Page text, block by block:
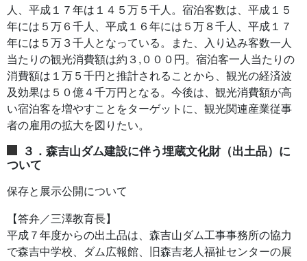
人、平成１７年は１４５万５千人。宿泊客数は、平成１５
年には５万６千人、平成１６年には５万８千人、平成１７
年には５万３千人となっている。また、入り込み客数一人
当たりの観光消費額は約３,０００円。宿泊客一人当たりの
消費額は１万５千円と推計されることから、観光の経済波
及効果は５０億４千万円となる。今後は、観光消費額が高
い宿泊客を増やすことをターゲットに、観光関連産業従事
者の雇用の拡大を図りたい。
３．森吉山ダム建設に伴う埋蔵文化財（出土品）に
ついて
保存と展示公開について
【答弁／三澤教育長】
平成７年度からの出土品は、森吉山ダム工事事務所の協力
で森吉中学校、ダム広報館、旧森吉老人福祉センターの展